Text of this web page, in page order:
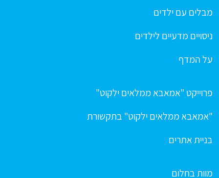
מבלים עם ילדים
ניסויים מדעיים לילדים
על המדף
פרוייקט "אמאבא ממלאים ילקוט"
"אמאבא ממלאים ילקוט" בתקשורת
בניית אתרים
מוות בחלום